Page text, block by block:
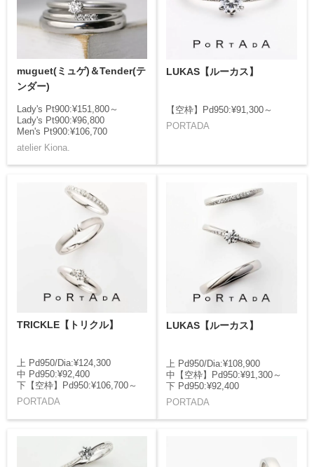
muguet(ミュゲ)＆Tender(テ
ンダー)
Lady's Pt900:¥151,800～
Lady's Pt900:¥96,800
Men's Pt900:¥106,700
atelier Kiona.
LUKAS【ルーカス】
【空枠】Pd950:¥91,300～
PORTADA
TRICKLE【トリクル】
上 Pd950/Dia:¥124,300
中 Pd950:¥92,400
下【空枠】Pd950:¥106,700～
PORTADA
LUKAS【ルーカス】
上 Pd950/Dia:¥108,900
中【空枠】Pd950:¥91,300～
下 Pd950:¥92,400
PORTADA